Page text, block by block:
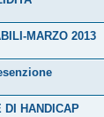
MARZO 2013
DI HANDICAP